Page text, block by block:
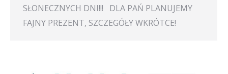
SŁONECZNYCH DNI!!! DLA PAŃ PLANUJEMY
FAJNY PREZENT, SZCZEGÓŁY WKRÓTCE!